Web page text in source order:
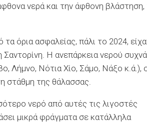
νερά και την άφθονη βλάστηση,
όρια ασφαλείας, πάλι το 2024,
Η ανεπάρκεια νερού συχνά
Λήμνο, Νότια Χίο, Σάμο, Νάξο κ.ά.),
στάθμη της θάλασσας.
νερό από αυτές τις λιγοστές
μικρά φράγματα σε κατάλληλα